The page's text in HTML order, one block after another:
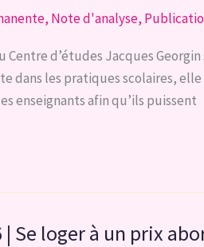
, Note d'analyse,
Centre d’études Jacques
dans les pratiques scolaires,
enseignants afin qu’ils puissent
| Se loger à un prix